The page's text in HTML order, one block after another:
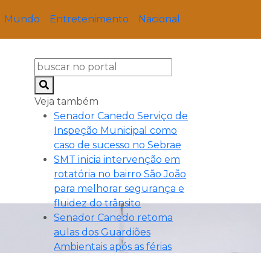
Mundo Entretenimento Nacional
Veja também
Senador Canedo Serviço de
Inspeção Municipal como
caso de sucesso no Sebrae
SMT inicia intervenção em
rotatória no bairro São João
para melhorar segurança e
fluidez do trânsito
Senador Canedo retoma
aulas dos Guardiões
Ambientais após as férias